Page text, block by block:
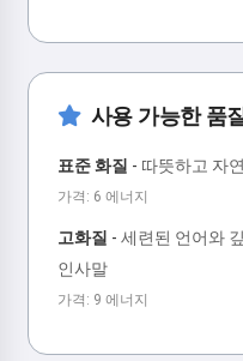
사용 가능한 품
표준 화질 - 따뜻하고 자
가격: 6 에너지
고화질 - 세련된 언어와
인사말
가격: 9 에너지